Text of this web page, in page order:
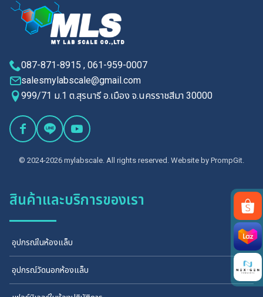
for:
087-871-8915 , 061-959-0007
salesmylabscale@gmail.com
999/71 ม.1 ต.สุรนารี อ.เมือง จ.นครราชสีมา 30000
© 2024-2026 mylabscale. All rights reserved. Website by PrompGit.
สินค้าและบริการของเรา
อุปกรณ์ในห้องแล็บ
อุปกรณ์วัดนอกห้องแล็บ